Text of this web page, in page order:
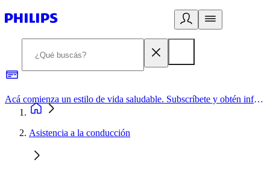
Acá comienza un estilo de vida saludable. Subscríbete y obtén información de primera mano
Asistencia a la conducción